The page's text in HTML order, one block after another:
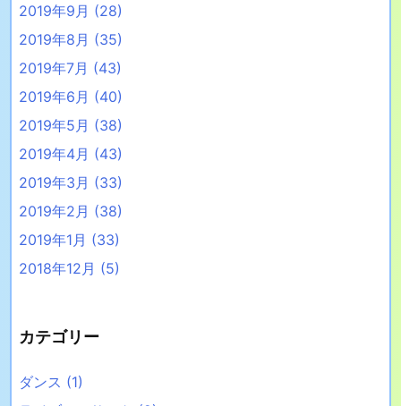
2019年9月 (28)
2019年8月 (35)
2019年7月 (43)
2019年6月 (40)
2019年5月 (38)
2019年4月 (43)
2019年3月 (33)
2019年2月 (38)
2019年1月 (33)
2018年12月 (5)
カテゴリー
ダンス (1)